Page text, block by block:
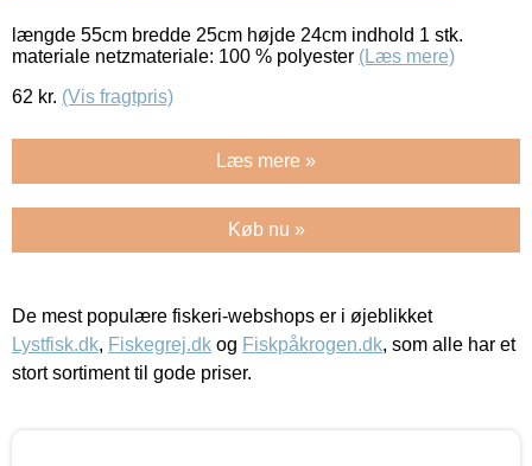
længde 55cm bredde 25cm højde 24cm indhold 1 stk.
materiale netzmateriale: 100 % polyester (Læs mere)
62 kr. (Vis fragtpris)
Læs mere »
Køb nu »
De mest populære fiskeri-webshops er i øjeblikket
Lystfisk.dk, Fiskegrej.dk og Fiskpåkrogen.dk, som alle har et
stort sortiment til gode priser.